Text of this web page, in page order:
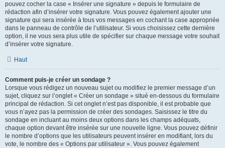
pouvez cocher la case « Insérer une signature » depuis le formulaire de
rédaction afin d’insérer votre signature. Vous pouvez également ajouter une
signature qui sera insérée à tous vos messages en cochant la case appropriée
dans le panneau de contrôle de l’utilisateur. Si vous choisissez cette dernière
option, il ne vous sera plus utile de spécifier sur chaque message votre souhait
d’insérer votre signature.
Haut
Comment puis-je créer un sondage ?
Lorsque vous rédigez un nouveau sujet ou modifiez le premier message d’un
sujet, cliquez sur l’onglet « Créer un sondage » situé en-dessous du formulaire
principal de rédaction. Si cet onglet n’est pas disponible, il est probable que
vous n’ayez pas la permission de créer des sondages. Saisissez le titre du
sondage en incluant au moins deux options dans les champs adéquats,
chaque option devant être insérée sur une nouvelle ligne. Vous pouvez définir
le nombre d’options que les utilisateurs peuvent insérer en modifiant, lors du
vote, le nombre des « Options par utilisateur ». Vous pouvez également